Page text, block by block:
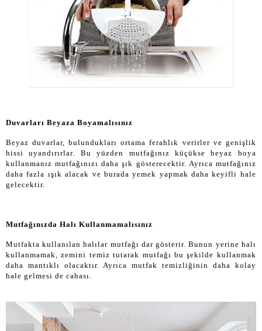
Duvarları Beyaza Boyamalısınız
Beyaz duvarlar, bulundukları ortama ferahlık verirler ve genişlik
hissi uyandırırlar. Bu yüzden mutfağınız küçükse beyaz boya
kullanmanız mutfağınızı daha şık gösterecektir. Ayrıca mutfağınız
daha fazla ışık alacak ve burada yemek yapmak daha keyifli hale
gelecektir.
Mutfağınızda Halı Kullanmamalısınız
Mutfakta kullanılan halılar mutfağı dar gösterir. Bunun yerine halı
kullanmamak, zemini temiz tutarak mutfağı bu şekilde kullanmak
daha mantıklı olacaktır. Ayrıca mutfak temizliğinin daha kolay
hale gelmesi de cabası.